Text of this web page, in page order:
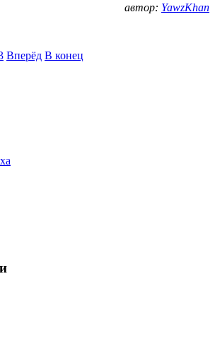
автор: YawzKhan
Вперёд В конец